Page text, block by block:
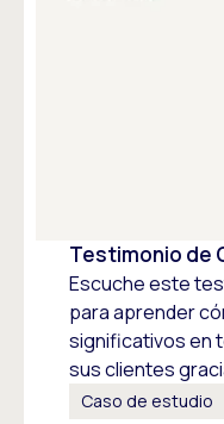
Testimonio de
Escuche este
para aprender
significativos en
sus clientes
Caso de estudio